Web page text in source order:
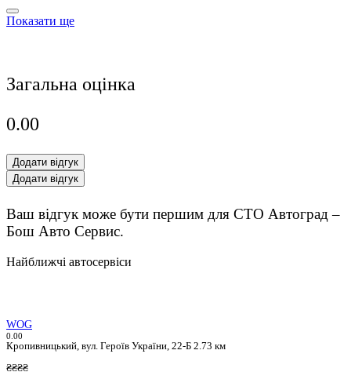
Показати ще
Загальна оцінка
0.00
Додати відгук
Додати відгук
Ваш відгук може бути першим для СТО Автоград –
Бош Авто Сервис.
Найближчі автосервіси
WOG
0.00
Кропивницький, вул. Героїв України, 22-Б 2.73 км
₴₴₴₴